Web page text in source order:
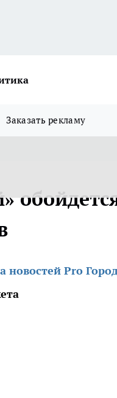
Заказать рекламу
новостей Pro